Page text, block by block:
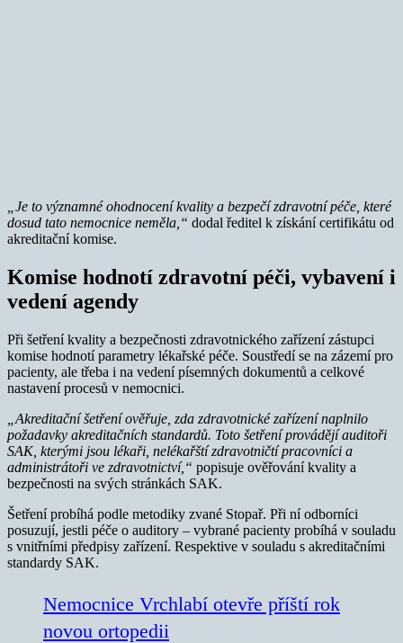
„Je to významné ohodnocení kvality a bezpečí zdravotní péče, které
dosud tato nemocnice neměla,“ dodal ředitel k získání certifikátu od
akreditační komise.
Komise hodnotí zdravotní péči, vybavení i
vedení agendy
Při šetření kvality a bezpečnosti zdravotnického zařízení zástupci
komise hodnotí parametry lékařské péče. Soustředí se na zázemí pro
pacienty, ale třeba i na vedení písemných dokumentů a celkové
nastavení procesů v nemocnici.
„Akreditační šetření ověřuje, zda zdravotnické zařízení naplnilo
požadavky akreditačních standardů. Toto šetření provádějí auditoři
SAK, kterými jsou lékaři, nelékařští zdravotničtí pracovníci a
administrátoři ve zdravotnictví,“ popisuje ověřování kvality a
bezpečnosti na svých stránkách SAK.
Šetření probíhá podle metodiky zvané Stopař. Při ní odborníci
posuzují, jestli péče o auditory – vybrané pacienty probíhá v souladu
s vnitřními předpisy zařízení. Respektive v souladu s akreditačními
standardy SAK.
Nemocnice Vrchlabí otevře příští rok
novou ortopedii